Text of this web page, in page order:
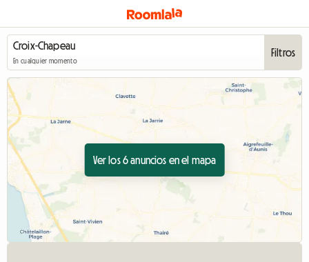
En cualquier momento
Filtros
Ver los 6 anuncios en el mapa